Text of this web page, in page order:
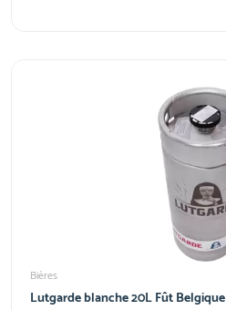
Bières
Lutgarde blanche 20L Fût Belgique